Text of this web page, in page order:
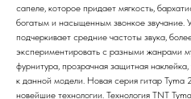
сапеле, которое придает мягкость,
богатым и насыщенным звонкое звучание.
подчеркивает средние частоты звука,
экспериментировать с разными жанрами
фурнитура, прозрачная защитная
к данной модели. Новая серия гитар
новейшие технологии. Технология TNT